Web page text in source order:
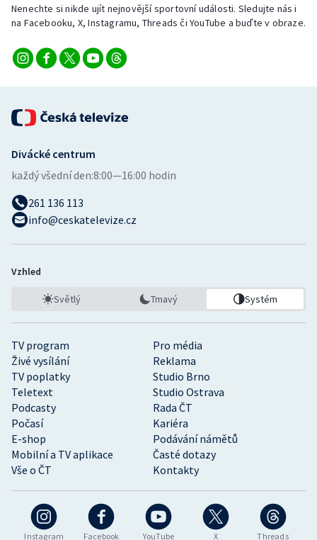
Vodní slalom
Volejbal
Ostatní
Nenechte si nikde ujít nejnovější sportovní události. Sledujte nás i
na Facebooku, X, Instagramu, Threads či YouTube a buďte v obraze.
Instagram Facebook YouTube X Threads
TV program
Pro média
Živé vysílání
Reklama
TV poplatky
Studio Brno
Teletext
Studio Ostrava
Podcasty
Rada ČT
Počasí
Kariéra
E-shop
Podávání námětů
Mobilní a TV aplikace
Časté dotazy
Vše o ČT
Kontakty
Divácké centrum
každý všední den:8:00—16:00 hodin
261 136 113
info@ceskatelevize.cz
Vzhled
Světlý Tmavý Systém